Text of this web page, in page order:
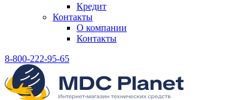
Кредит
Контакты
О компании
Контакты
8-800-222-95-65